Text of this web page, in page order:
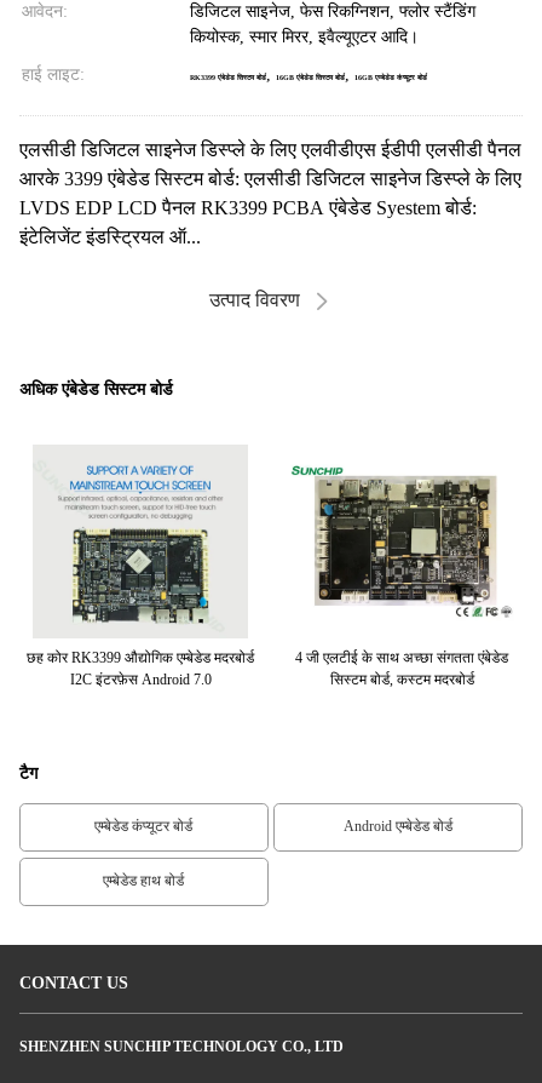
आवेदन:
डिजिटल साइनेज, फेस रिकग्निशन, फ्लोर स्टैंडिंग
कियोस्क, स्मार मिरर, इवैल्यूएटर आदि।
हाई लाइट: RK3399 एंबेडेड सिस्टम बोर्ड, 16GB एंबेडेड सिस्टम बोर्ड, 16GB एम्बेडेड कंप्यूटर बोर्ड
एलसीडी डिजिटल साइनेज डिस्प्ले के लिए एलवीडीएस ईडीपी एलसीडी पैनल
आरके 3399 एंबेडेड सिस्टम बोर्ड: एलसीडी डिजिटल साइनेज डिस्प्ले के लिए
LVDS EDP LCD पैनल RK3399 PCBA एंबेडेड Syestem बोर्ड:
इंटेलिजेंट इंडस्ट्रियल ऑ...
उत्पाद विवरण
अधिक एंबेडेड सिस्टम बोर्ड
छह कोर RK3399 औद्योगिक एम्बेडेड मदरबोर्ड
I2C इंटरफ़ेस Android 7.0
4 जी एलटीई के साथ अच्छा संगतता एंबेडेड
सिस्टम बोर्ड, कस्टम मदरबोर्ड
टैग
एम्बेडेड कंप्यूटर बोर्ड Android एम्बेडेड बोर्ड
एम्बेडेड हाथ बोर्ड
CONTACT US
SHENZHEN SUNCHIP TECHNOLOGY CO., LTD